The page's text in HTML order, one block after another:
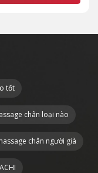
tốt
chân loại nào
chân người già